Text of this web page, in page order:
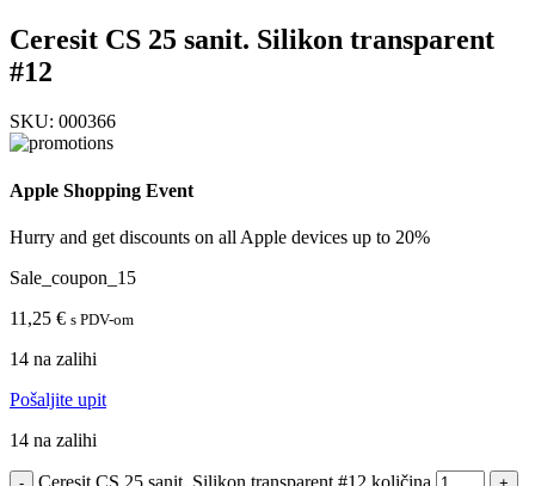
Ceresit CS 25 sanit. Silikon transparent
#12
SKU: 000366
Apple Shopping Event
Hurry and get discounts on all Apple devices up to 20%
Sale_coupon_15
11,25 € s PDV-om
14 na zalihi
Pošaljite upit
14 na zalihi
Ceresit CS 25 sanit. Silikon transparent #12 količina